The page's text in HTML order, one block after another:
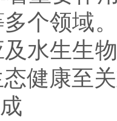
个领域
水生生
健康至